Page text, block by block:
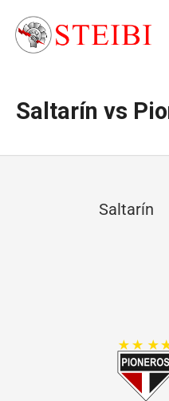
Saltarín vs
Saltarín